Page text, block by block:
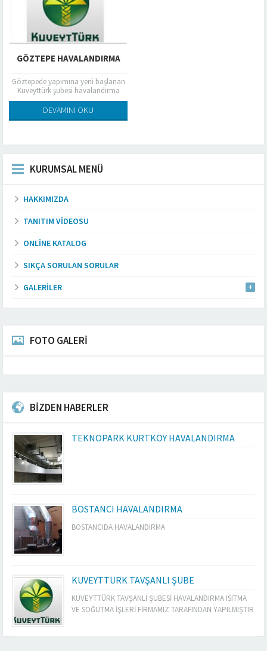
GÖZTEPE HAVALANDIRMA
Göztepede yapımına yeni başlanan
Kuveyttürk şubesi havalandırma
ısıtma ve soğutma işlerini yapımına
başlanmıştır
DEVAMINI OKU
KURUMSAL MENÜ
HAKKIMIZDA
TANITIM VIDEOSU
ONLINE KATALOG
SIKÇA SORULAN SORULAR
GALERILER
FOTO GALERİ
BİZDEN HABERLER
TEKNOPARK KURTKÖY HAVALANDIRMA
BOSTANCI HAVALANDIRMA
BOSTANCIDA HAVALANDIRMA
KUVEYTTÜRK TAVŞANLI ŞUBE
KUVEYTTÜRK TAVŞANLI ŞUBESİ HAVALANDIRMA ISITMA
VE SOĞUTMA İŞLERİ FİRMAMIZ TARAFINDAN YAPILMIŞTIR